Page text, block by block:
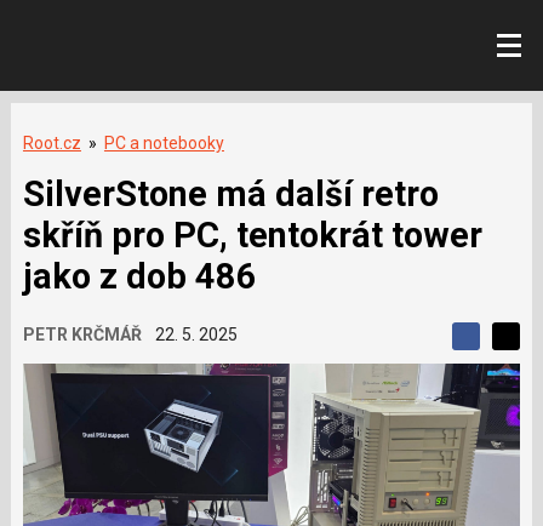
Root.cz » PC a notebooky
SilverStone má další retro
skříň pro PC, tentokrát tower
jako z dob 486
PETR KRČMÁŘ 22. 5. 2025
S
d
í
l
e
t
S
d
í
l
e
e
n
a
d
í
l
e
j